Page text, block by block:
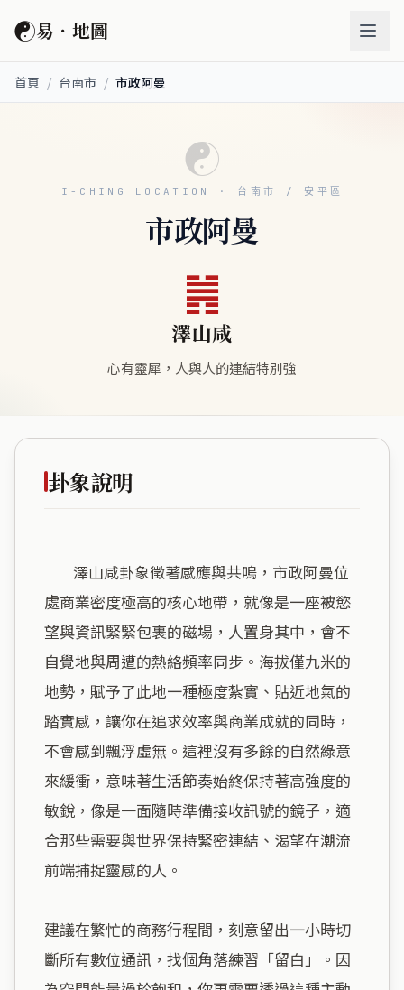
☯易．地圖
首頁 / 台南市 / 市政阿曼
☯
I-CHING LOCATION · 台南市 / 安平區
市政阿曼
䷞
澤山咸
心有靈犀，人與人的連結特別強
卦象說明
處商業密度極高的核心地帶，就像是一座被慾
望與資訊緊緊包裹的磁場，人置身其中，會不
自覺地與周遭的熱絡頻率同步。海拔僅九米的
地勢，賦予了此地一種極度紮實、貼近地氣的
踏實感，讓你在追求效率與商業成就的同時，
不會感到飄浮虛無。這裡沒有多餘的自然綠意
來緩衝，意味著生活節奏始終保持著高強度的
敏銳，像是一面隨時準備接收訊號的鏡子，適
合那些需要與世界保持緊密連結、渴望在潮流
前端捕捉靈感的人。
建議在繁忙的商務行程間，刻意留出一小時切
斷所有數位通訊，找個角落練習「留白」。因